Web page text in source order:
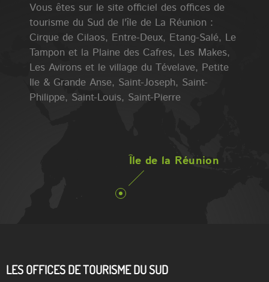
Île de la Réunion
Vous êtes sur le site officiel des offices de
tourisme du Sud de l'île de La Réunion :
Cirque de Cilaos, Entre-Deux, Etang-Salé, Le
Tampon et la Plaine des Cafres, Les Makes,
Les Avirons et le village du Tévelave, Petite
Ile & Grande Anse, Saint-Joseph, Saint-
Philippe, Saint-Louis, Saint-Pierre
LES OFFICES DE TOURISME DU SUD